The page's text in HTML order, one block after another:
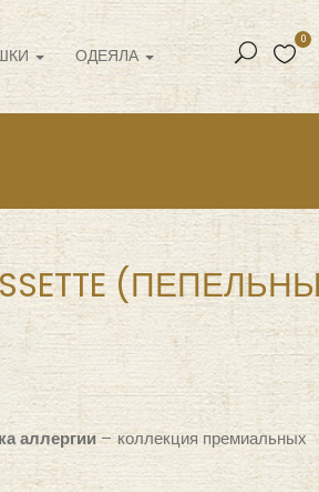
ОДЕЯЛА
0
аллергии— коллекция премиальных